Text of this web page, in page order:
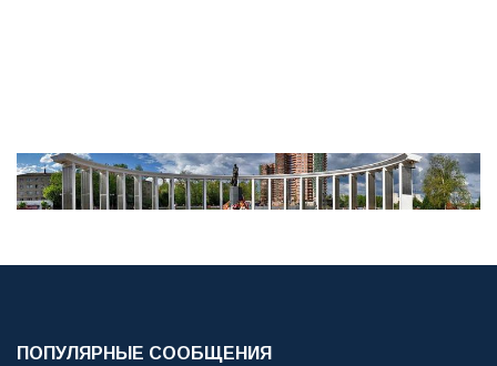
ПОПУЛЯРНЫЕ СООБЩЕНИЯ